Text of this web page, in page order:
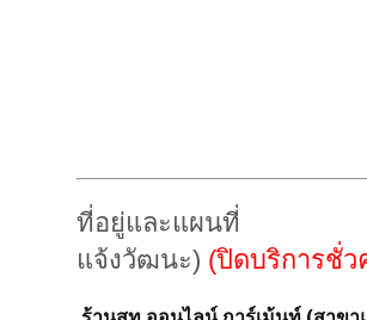
ที่อยู่และแผนที่ (
แจ้งวัฒนะ) (ปิดบริการชั่ว